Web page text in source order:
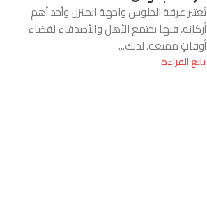
تُعتبر غرفة الجلوس واجهة المنزل وأحد أهم
أركانه، فيها يجتمع الأهل والأصدقاء لقضاء
أوقاتٍ ممتعة، لذلك...
تابع القراءة